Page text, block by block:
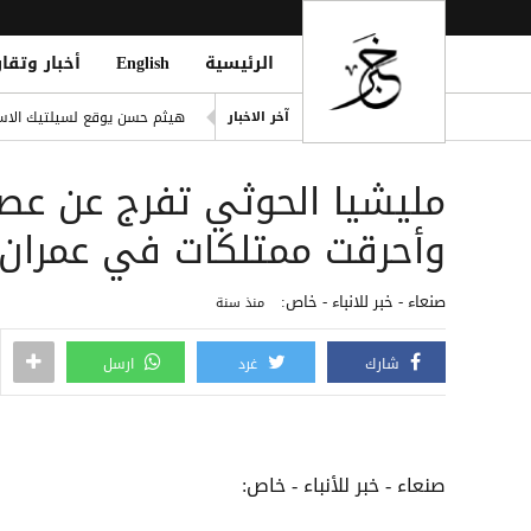
الرئيسية English أخبار
آخر الاخبار
هيثم حسن يوقع لسيلتيك
Against Houthi Attacks
الفرقة الثالثة في قوات
اليونان تنقذ عشرات
مليشيا الحوثي تفرج عن
وأحرقت ممتلكات في عمران
صنعاء - خبر للانباء - خاص: منذ سنة
شارك غرد ارسل
صنعاء - خبر للأنباء - خاص: